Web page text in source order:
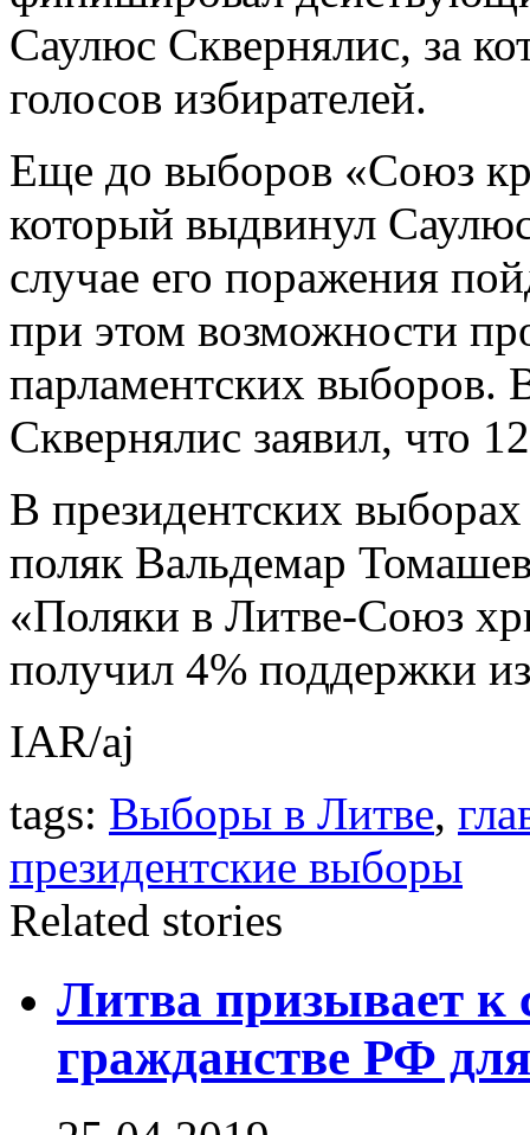
Саулюс Сквернялис, за
голосов избирателей.
Еще до выборов «Союз
который выдвинул
случае его поражения
при этом возможности
парламентских выборов.
Сквернялис заявил, что
В президентских
поляк Вальдемар
«Поляки в Литве-Союз
получил 4% поддержки
IAR/aj
tags: Выборы в Литве,
президентские выборы
Related stories
Литва призывает к
гражданстве РФ